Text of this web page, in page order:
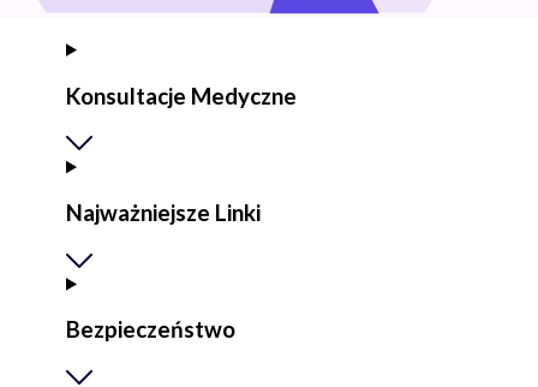
Konsultacje Medyczne
Najważniejsze Linki
Bezpieczeństwo